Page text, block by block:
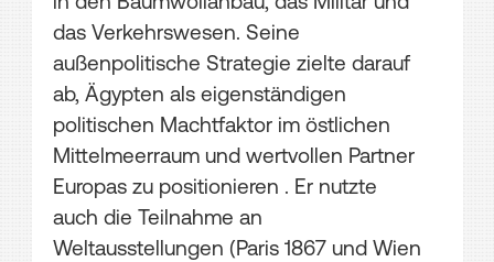
das Verkehrswesen. Seine
außenpolitische Strategie zielte darauf
ab, Ägypten als eigenständigen
politischen Machtfaktor im östlichen
Mittelmeerraum und wertvollen Partner
Europas zu positionieren . Er nutzte
auch die Teilnahme an
Weltausstellungen (Paris 1867 und Wien